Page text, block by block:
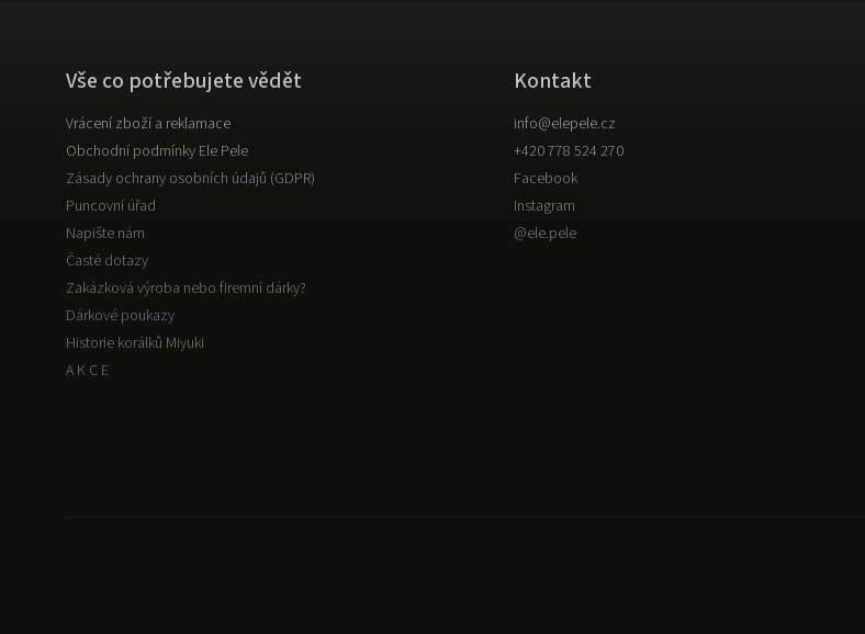
Vše co potřebujete vědět
Vrácení zboží a reklamace
Obchodní podmínky Ele Pele
Zásady ochrany osobních údajů (GDPR)
Puncovní úřad
Napište nám
Časté dotazy
Zakázková výroba nebo firemní dárky?
Dárkové poukazy
Historie korálků Miyuki
A K C E
Kontakt
info@elepele.cz
+420 778 524 270
Facebook
Instagram
@ele.pele